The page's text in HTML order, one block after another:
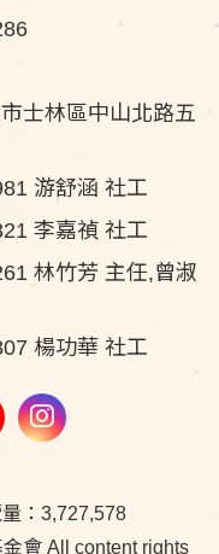
士林區中山北路五
游舒涵 社工
李嘉禎 社工
林竹芳 主任,曾淑
楊功華 社工
：3,727,578
會 All content rights